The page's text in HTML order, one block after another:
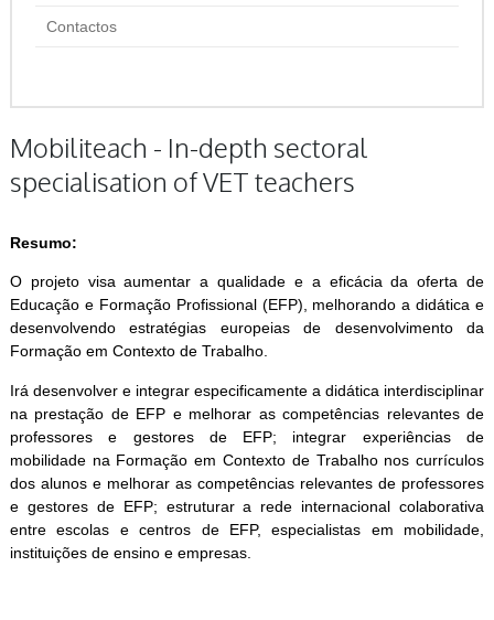
Contactos
Mobiliteach - In-depth sectoral
specialisation of VET teachers
Resumo:
O projeto visa aumentar a qualidade e a eficácia da oferta de
Educação e Formação Profissional (EFP), melhorando a didática e
desenvolvendo estratégias europeias de desenvolvimento da
Formação em Contexto de Trabalho.
Irá desenvolver e integrar especificamente a didática interdisciplinar
na prestação de EFP e melhorar as competências relevantes de
professores e gestores de EFP; integrar experiências de
mobilidade na Formação em Contexto de Trabalho nos currículos
dos alunos e melhorar as competências relevantes de professores
e gestores de EFP; estruturar a rede internacional colaborativa
entre escolas e centros de EFP, especialistas em mobilidade,
instituições de ensino e empresas.